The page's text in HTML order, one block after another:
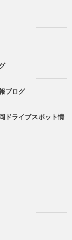
ブログ
ドライブスポット情